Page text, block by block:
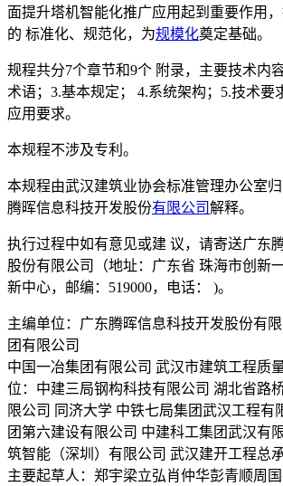
面提升塔机智能化推广应用起到重要作用
的 标准化、规范化，为规模化奠定基础。
规程共分7个章节和9个 附录，主要技术内
术语；3.基本规定； 4.系统架构；5.技术要
应用要求。
本规程不涉及专利。
本规程由武汉建筑业协会标准管理办公室
腾晖信息科技开发股份有限公司解释。
执行过程中如有意见或建 议，请寄送广东
股份有限公司（地址：广东省 珠海市创新
新中心，邮编：519000，电话： )。
主编单位：广东腾晖信息科技开发股份有
团有限公司
中国一冶集团有限公司 武汉市建筑工程质
位：中建三局钢构科技有限公司 湖北省路
限公司 同济大学 中铁七局集团武汉工程有
团第六建设有限公司 中建科工集团武汉有
筑智能（深圳）有限公司 武汉建开工程总
主要起草人：郑宇梁立弘肖仲华彭青顺周